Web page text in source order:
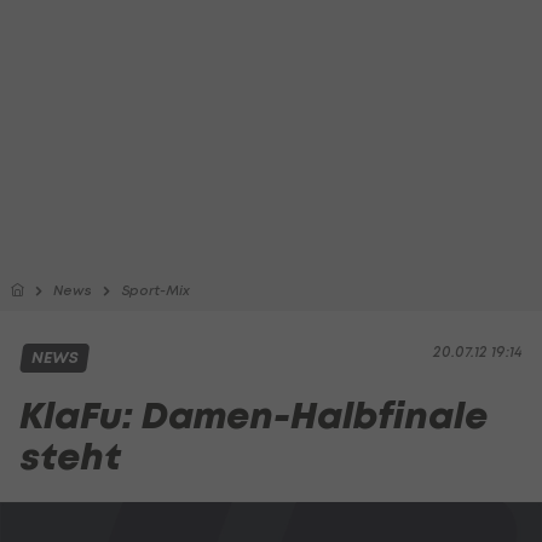
News Sport-Mix
20.07.12 19:14
NEWS
KlaFu: Damen-Halbfinale
steht